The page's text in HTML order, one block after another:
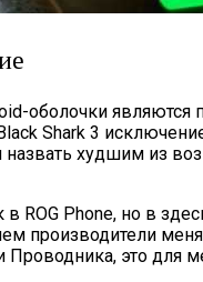
оболочки являются
Shark 3
назвать худшим из
ROG Phone, но в
производители
это для